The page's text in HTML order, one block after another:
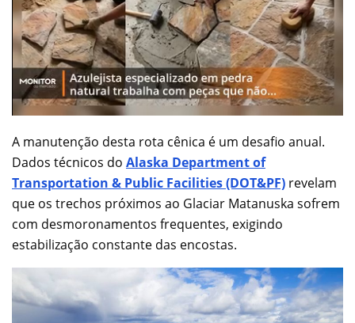
A manutenção desta rota cênica é um desafio anual.
Dados técnicos do Alaska Department of
Transportation & Public Facilities (DOT&PF) revelam
que os trechos próximos ao Glaciar Matanuska sofrem
com desmoronamentos frequentes, exigindo
estabilização constante das encostas.